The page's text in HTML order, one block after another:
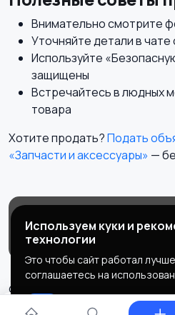
Внимательно смотрите
Уточняйте детали в
Используйте
защищены
Встречайтесь в людных
товара
Хотите продать?Подать
«Запчасти и аксессуары» —
Магазины
Служба поддержки
© 2026 MEGAPOLIS
Используем куки и
технологии
Это чтобы сайт работал
соглашаетесь на